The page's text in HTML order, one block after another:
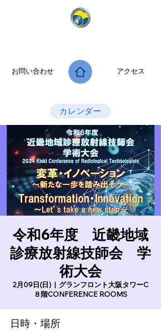
お問い合わせ アクセス
カレンダー
令和6年度 近畿地域
診療放射線技師会 学
術大会
2月09日(日)
  |
グランフロント大阪タワーC
８階CONFERENCE ROOMS
日時・場所